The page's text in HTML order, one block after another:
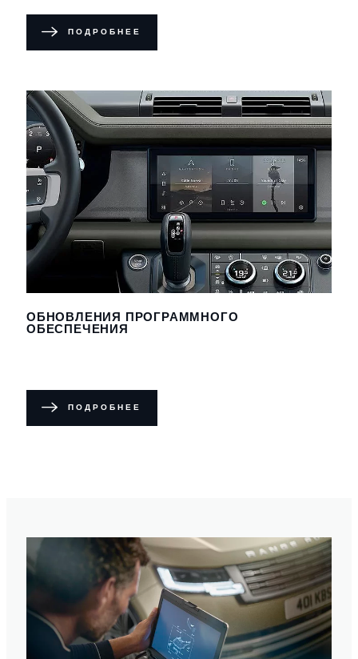
ПОДРОБНЕЕ
ОБНОВЛЕНИЯ ПРОГРАММНОГО
ОБЕСПЕЧЕНИЯ
ПОДРОБНЕЕ